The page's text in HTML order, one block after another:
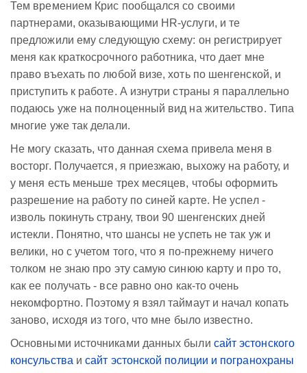
Тем времением Крис пообщался со своими
партнерами, оказывающими HR-услуги, и те
предложили ему следующую схему: он регистрирует
меня как краткосрочного работника, что дает мне
право въехать по любой визе, хоть по шенгенской, и
приступить к работе. А изнутри страны я параллельно
подаюсь уже на полноценный вид на жительство. Типа
многие уже так делали.
Не могу сказать, что данная схема привела меня в
восторг. Получается, я приезжаю, выхожу на работу, и
у меня есть меньше трех месяцев, чтобы оформить
разрешение на работу по синей карте. Не успел -
изволь покинуть страну, твои 90 шенгенских дней
истекли. Понятно, что шансы не успеть не так уж и
велики, но с учетом того, что я по-прежнему ничего
толком не знаю про эту самую синюю карту и про то,
как ее получать - все равно оно как-то очень
некомфортно. Поэтому я взял таймаут и начал копать
заново, исходя из того, что мне было известно.
Основными источниками данных были сайт эстонского
консульства исайт эстонской полиции и погранохраны